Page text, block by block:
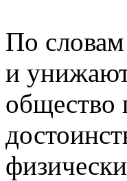
По
и
общество